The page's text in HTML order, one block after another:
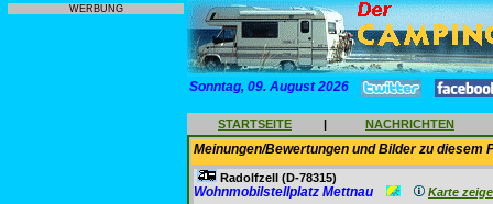
WERBUNG
Sonntag, 09. August 2026
STARTSEITE | NACHRICHTEN
Meinungen/Bewertungen und Bilder zu diesem
Radolfzell (D-78315)
Wohnmobilstellplatz Mettnau
Karte